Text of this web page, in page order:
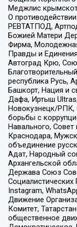
Меджлис
О
РЕВТАТПОД,
Божией Матери
Фирма,
Правды и
Автоград Крю,
республика Русь,
Башкорт, Нация и
Дафа, Иртыш
Новокузнецк/
борьбы с
Навального, Совет
Краснодара,
объединение
Адат, Народный
Архангельской
Держава Союз
Instagram,
Движение
Комитет,
общественное